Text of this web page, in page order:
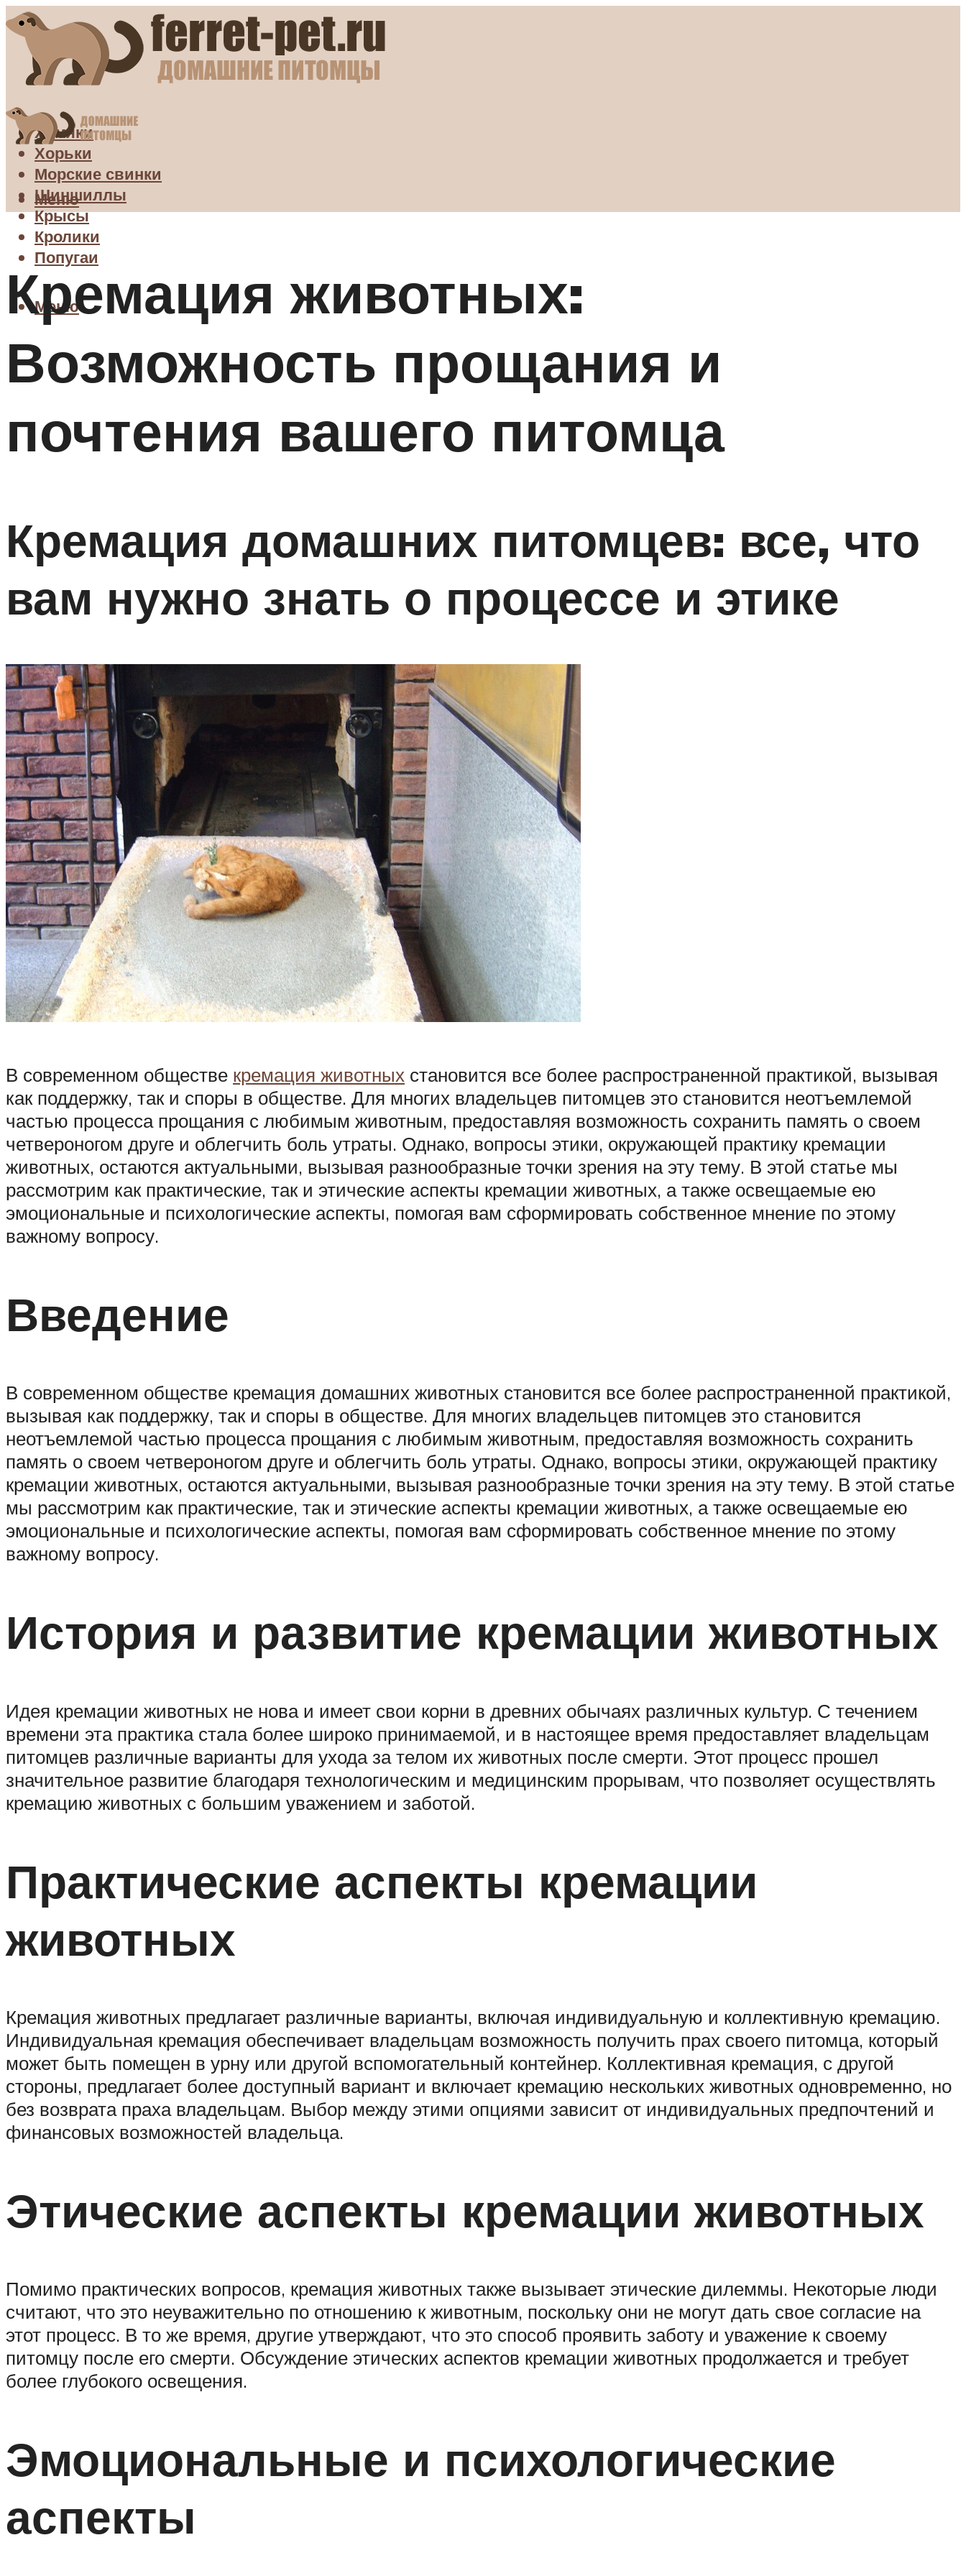
Хомяки
Хорьки
Морские свинки
Шиншиллы
Крысы
Кролики
Попугаи
Меню
Меню
Кремация животных:
Возможность прощания и
почтения вашего питомца
Кремация домашних питомцев: все, что
вам нужно знать о процессе и этике
В современном обществе кремация животных становится все более распространенной практикой, вызывая
как поддержку, так и споры в обществе. Для многих владельцев питомцев это становится неотъемлемой
частью процесса прощания с любимым животным, предоставляя возможность сохранить память о своем
четвероногом друге и облегчить боль утраты. Однако, вопросы этики, окружающей практику кремации
животных, остаются актуальными, вызывая разнообразные точки зрения на эту тему. В этой статье мы
рассмотрим как практические, так и этические аспекты кремации животных, а также освещаемые ею
эмоциональные и психологические аспекты, помогая вам сформировать собственное мнение по этому
важному вопросу.
Введение
В современном обществе кремация домашних животных становится все более распространенной практикой,
вызывая как поддержку, так и споры в обществе. Для многих владельцев питомцев это становится
неотъемлемой частью процесса прощания с любимым животным, предоставляя возможность сохранить
память о своем четвероногом друге и облегчить боль утраты. Однако, вопросы этики, окружающей практику
кремации животных, остаются актуальными, вызывая разнообразные точки зрения на эту тему. В этой статье
мы рассмотрим как практические, так и этические аспекты кремации животных, а также освещаемые ею
эмоциональные и психологические аспекты, помогая вам сформировать собственное мнение по этому
важному вопросу.
История и развитие кремации животных
Идея кремации животных не нова и имеет свои корни в древних обычаях различных культур. С течением
времени эта практика стала более широко принимаемой, и в настоящее время предоставляет владельцам
питомцев различные варианты для ухода за телом их животных после смерти. Этот процесс прошел
значительное развитие благодаря технологическим и медицинским прорывам, что позволяет осуществлять
кремацию животных с большим уважением и заботой.
Практические аспекты кремации
животных
Кремация животных предлагает различные варианты, включая индивидуальную и коллективную кремацию.
Индивидуальная кремация обеспечивает владельцам возможность получить прах своего питомца, который
может быть помещен в урну или другой вспомогательный контейнер. Коллективная кремация, с другой
стороны, предлагает более доступный вариант и включает кремацию нескольких животных одновременно, но
без возврата праха владельцам. Выбор между этими опциями зависит от индивидуальных предпочтений и
финансовых возможностей владельца.
Этические аспекты кремации животных
Помимо практических вопросов, кремация животных также вызывает этические дилеммы. Некоторые люди
считают, что это неуважительно по отношению к животным, поскольку они не могут дать свое согласие на
этот процесс. В то же время, другие утверждают, что это способ проявить заботу и уважение к своему
питомцу после его смерти. Обсуждение этических аспектов кремации животных продолжается и требует
более глубокого освещения.
Эмоциональные и психологические
аспекты